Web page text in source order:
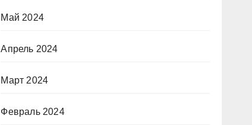
Май 2024
Апрель 2024
Март 2024
Февраль 2024